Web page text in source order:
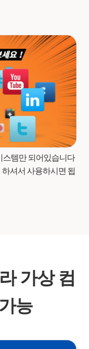
스템만 되어있습니다
셔서 사용하시면 됩
가상 컴
능